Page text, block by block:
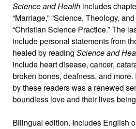
Science and Health includes
“Marriage,” “Science, Theology,
“Christian Science Practice.” The
include personal statements from
healed by reading Science and
include heart disease, cancer,
broken bones, deafness, and
by these readers was a renewed
boundless love and their lives
Bilingual edition. Includes English